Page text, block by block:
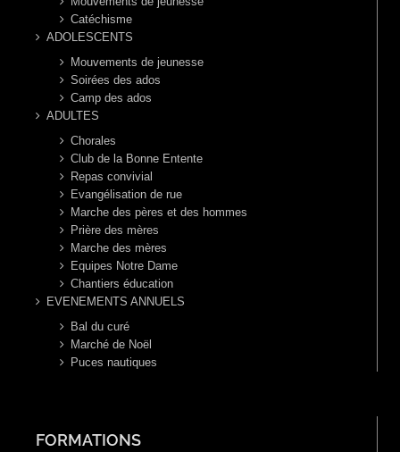
Catéchisme
ADOLESCENTS
Mouvements de jeunesse
Soirées des ados
Camp des ados
ADULTES
Chorales
Club de la Bonne Entente
Repas convivial
Evangélisation de rue
Marche des pères et des hommes
Prière des mères
Marche des mères
Equipes Notre Dame
Chantiers éducation
EVENEMENTS ANNUELS
Bal du curé
Marché de Noël
Puces nautiques
FORMATIONS